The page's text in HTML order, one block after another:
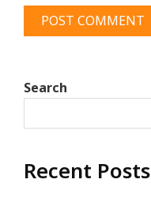
Search
Recent Posts